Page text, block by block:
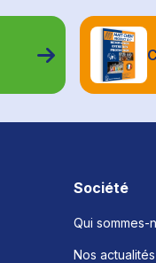
Société
Qui sommes-
Nos actualités